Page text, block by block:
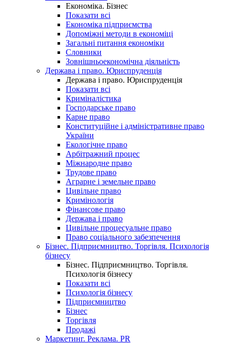
Економіка. Бізнес
Показати всі
Економіка підприємства
Допоміжні методи в економіці
Загальні питання економіки
Словники
Зовнішньоекономічна діяльність
Держава і право. Юриспруденція
Держава і право. Юриспруденція
Показати всі
Криміналістика
Господарське право
Карне право
Конституційне і адміністративне право
України
Екологічне право
Арбітражний процес
Міжнародне право
Трудове право
Аграрне і земельне право
Цивільне право
Кримінологія
Фінансове право
Держава і право
Цивільне процесуальне право
Право соціального забезпечення
Бізнес. Підприємництво. Торгівля. Психологія
бізнесу
Бізнес. Підприємництво. Торгівля.
Психологія бізнесу
Показати всі
Психологія бізнесу
Підприємництво
Бізнес
Торгівля
Продажі
Маркетинг. Реклама. PR